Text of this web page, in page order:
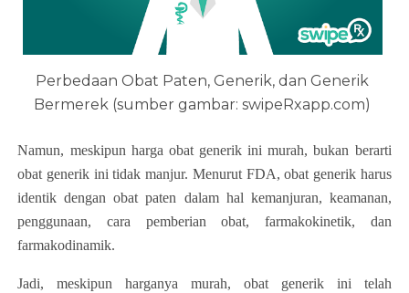
Perbedaan Obat Paten, Generik, dan Generik
Bermerek (sumber gambar: swipeRxapp.com)
Namun, meskipun harga obat generik ini murah, bukan berarti
obat generik ini tidak manjur. Menurut FDA, obat generik harus
identik dengan obat paten dalam hal kemanjuran, keamanan,
penggunaan, cara pemberian obat, farmakokinetik, dan
farmakodinamik.
Jadi, meskipun harganya murah, obat generik ini telah